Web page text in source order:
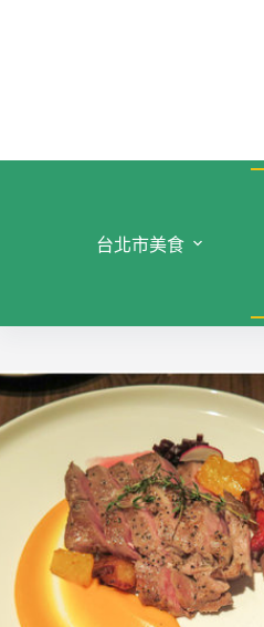
台北市美食